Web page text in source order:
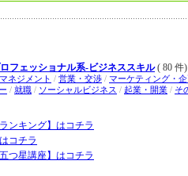
フェッショナル系-ビジネススキル( 80 件)
ネジメント / 営業・交渉 / マーケティング・
/ 就職 / ソーシャルビジネス / 起業・開業 / そ
ンキング】はコチラ
コチラ
つ星講座】はコチラ